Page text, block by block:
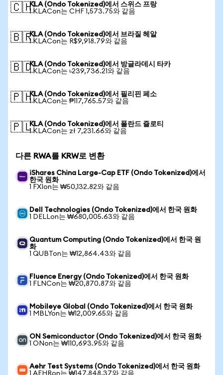
🇨🇭KLA (Ondo Tokenized)에서 스위스 프랑
1 KLACon는 CHF 1,573.75와 같음
🇧🇷KLA (Ondo Tokenized)에서 브라질 헤알
1 KLACon는 R$9,918.79와 같음
🇧🇩KLA (Ondo Tokenized)에서 방글라데시 타카
1 KLACon는 ৳239,736.21와 같음
🇵🇭KLA (Ondo Tokenized)에서 필리핀 페소
1 KLACon는 ₱117,765.57와 같음
🇵🇱KLA (Ondo Tokenized)에서 폴란드 즐로티
1 KLACon는 zł 7,231.66와 같음
다른 RWA를 KRW로 변환
iShares China Large-Cap ETF (Ondo Tokenized)에서
한국 원화
1 FXIon는 ₩50,132.82와 같음
Dell Technologies (Ondo Tokenized)에서 한국 원화
1 DELLon는 ₩680,005.63와 같음
Quantum Computing (Ondo Tokenized)에서 한국 원
화
1 QUBTon는 ₩12,864.43와 같음
Fluence Energy (Ondo Tokenized)에서 한국 원화
1 FLNCon는 ₩20,870.87와 같음
Mobileye Global (Ondo Tokenized)에서 한국 원화
1 MBLYon는 ₩12,009.65와 같음
ON Semiconductor (Ondo Tokenized)에서 한국 원화
1 ONon는 ₩110,693.95와 같음
Aehr Test Systems (Ondo Tokenized)에서 한국 원화
1 AEHRon는 ₩147,848.37와 같음